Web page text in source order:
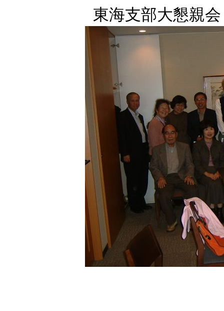
東海支部大懇親